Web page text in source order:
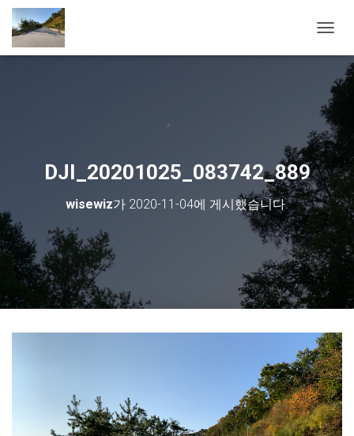
DJI_20201025_083742_889
wisewiz가 2020-11-04에 게시했습니다.